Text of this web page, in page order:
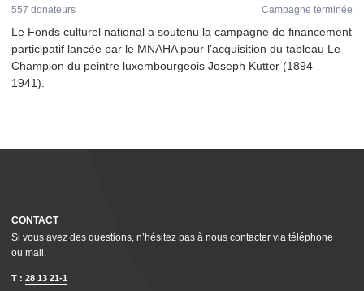
557 donateurs Campagne terminée
Le Fonds culturel national a soutenu la campagne de financement
par­tic­i­patif lancée par le MNAHA pour l’acquisition du tableau Le
Champion du peintre lux­em­bour­geois Joseph Kutter (1894 –
1941).
CONTACT
Si vous avez des questions, n’hésitez pas à nous contacter via téléphone
ou mail.
T : 28 13 21-1